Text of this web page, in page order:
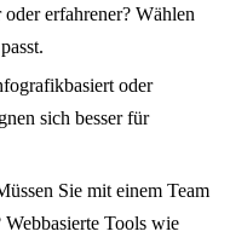
erfahrener? Wählen
oder
sich besser für
Sie mit einem Team
Webbasierte Tools wie